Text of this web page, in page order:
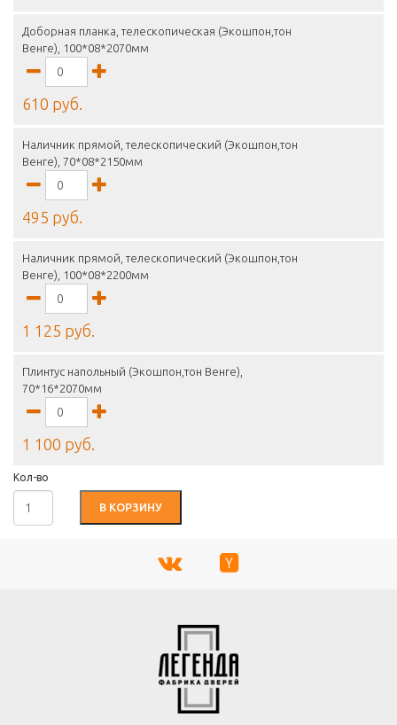
Доборная планка, телескопическая (Экошпон,тон
Венге), 100*08*2070мм
610 руб.
Наличник прямой, телескопический (Экошпон,тон
Венге), 70*08*2150мм
495 руб.
Наличник прямой, телескопический (Экошпон,тон
Венге), 100*08*2200мм
1 125 руб.
Плинтус напольный (Экошпон,тон Венге),
70*16*2070мм
1 100 руб.
Кол-во
В КОРЗИНУ